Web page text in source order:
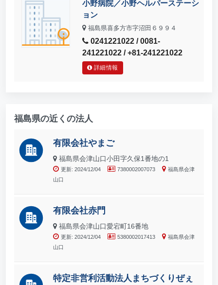
小野病院／小野ヘルパーステーシ
ョン
福島県喜多方市字沼田６９９４
0241221022 / 0081-
241221022 / +81-241221022
詳細情報
福島県の近くの法人
有限会社やまご
福島県会津山口小田字久保1番地の1
更新: 2024/12/04 7380002007073
福島県会津
山口
有限会社赤門
福島県会津山口愛宕町16番地
更新: 2024/12/04 5380002017413
福島県会津
山口
特定非営利活動法人まちづくりぜぇ